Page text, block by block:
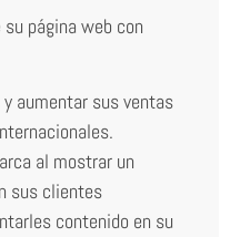
página web con
aumentar sus ventas
al mostrar un
sus clientes
contenido en su